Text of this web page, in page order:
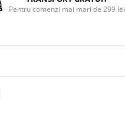
Pentru comenzi mai mari de 299 lei